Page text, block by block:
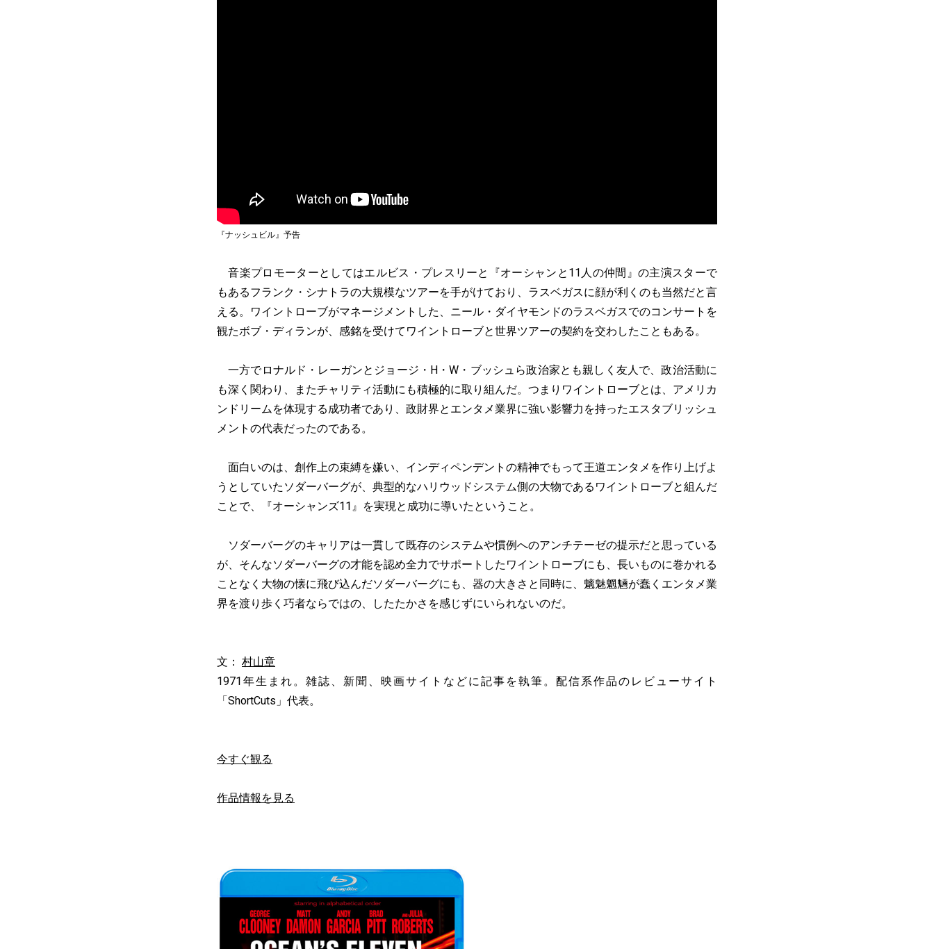
『ナッシュビル』予告
音楽プロモーターとしてはエルビス・プレスリーと『オーシャンと11人の仲間』の主演スターで
もあるフランク・シナトラの大規模なツアーを手がけており、ラスベガスに顔が利くのも当然だと言
える。ワイントローブがマネージメントした、ニール・ダイヤモンドのラスベガスでのコンサートを
観たボブ・ディランが、感銘を受けてワイントローブと世界ツアーの契約を交わしたこともある。
一方でロナルド・レーガンとジョージ・H・W・ブッシュら政治家とも親しく友人で、政治活動に
も深く関わり、またチャリティ活動にも積極的に取り組んだ。つまりワイントローブとは、アメリカ
ンドリームを体現する成功者であり、政財界とエンタメ業界に強い影響力を持ったエスタブリッシュ
メントの代表だったのである。
面白いのは、創作上の束縛を嫌い、インディペンデントの精神でもって王道エンタメを作り上げよ
うとしていたソダーバーグが、典型的なハリウッドシステム側の大物であるワイントローブと組んだ
ことで、『オーシャンズ11』を実現と成功に導いたということ。
ソダーバーグのキャリアは一貫して既存のシステムや慣例へのアンチテーゼの提示だと思っている
が、そんなソダーバーグの才能を認め全力でサポートしたワイントローブにも、長いものに巻かれる
ことなく大物の懐に飛び込んだソダーバーグにも、器の大きさと同時に、魑魅魍魎が蠢くエンタメ業
界を渡り歩く巧者ならではの、したたかさを感じずにいられないのだ。
文： 村山章
1971年生まれ。雑誌、新聞、映画サイトなどに記事を執筆。配信系作品のレビューサイト
「ShortCuts」代表。
今すぐ観る
作品情報を見る